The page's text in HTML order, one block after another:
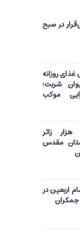
در صبح
غذای روزانه
شربت؛
موکب
از
اسکان 100 هزار زائر
مقدس
اربعین در